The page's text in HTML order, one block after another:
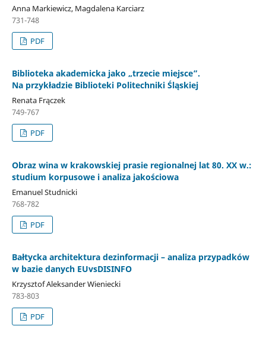
Anna Markiewicz, Magdalena Karciarz
731-748
PDF
Biblioteka akademicka jako „trzecie miejsce”.
Na przykładzie Biblioteki Politechniki Śląskiej
Renata Frączek
749-767
PDF
Obraz wina w krakowskiej prasie regionalnej lat 80. XX w.:
studium korpusowe i analiza jakościowa
Emanuel Studnicki
768-782
PDF
Bałtycka architektura dezinformacji – analiza przypadków
w bazie danych EUvsDISINFO
Krzysztof Aleksander Wieniecki
783-803
PDF